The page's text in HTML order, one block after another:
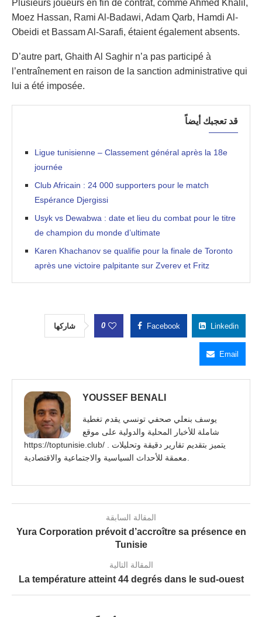
Plusieurs joueurs en fin de contrat, comme Ahmed Khalil,
Moez Hassan, Rami Al-Badawi, Adam Qarb, Hamdi Al-
Obeidi et Bassam Al-Sarafi, étaient également absents.
D’autre part, Ghaith Al Saghir n’a pas participé à
l’entraînement en raison de la sanction administrative qui
lui a été imposée.
قد تعجبك أيضاً
Ligue tunisienne – Classement général après la 18e
journée
Club Africain : 24 000 supporters pour le match
Espérance Djergissi
Usyk vs Dewabwa : date et lieu du combat pour le titre
de champion du monde d’ultimate
Karen Khachanov se qualifie pour la finale de Toronto
après une victoire palpitante sur Zverev et Fritz
شاركها 0 Facebook Linkedin
Email
YOUSSEF BENALI
يوسف بنعلي صحفي تونسي يقدم تغطية
شاملة للأخبار المحلية والدولية على موقع
https://toptunisie.club/ . يتميز بتقديم تقارير دقيقة وتحليلات
معمقة للأحداث السياسية والاجتماعية والاقتصادية.
المقالة السابقة
Yura Corporation prévoit d’accroître sa présence en
Tunisie
المقالة التالية
La température atteint 44 degrés dans le sud-ouest